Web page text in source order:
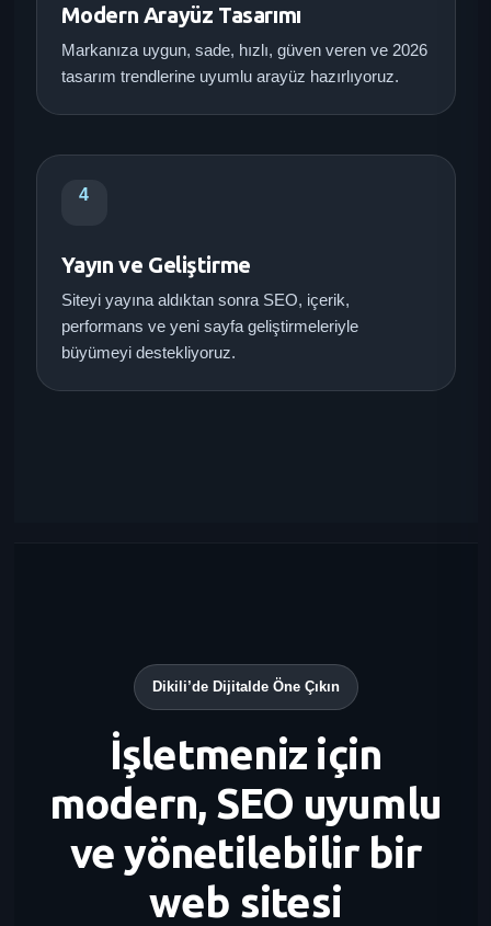
Modern Arayüz Tasarımı
Markanıza uygun, sade, hızlı, güven veren ve 2026
tasarım trendlerine uyumlu arayüz hazırlıyoruz.
4
Yayın ve Geliştirme
Siteyi yayına aldıktan sonra SEO, içerik,
performans ve yeni sayfa geliştirmeleriyle
büyümeyi destekliyoruz.
Dikili’de Dijitalde Öne Çıkın
İşletmeniz için
modern, SEO uyumlu
ve yönetilebilir bir
web sitesi